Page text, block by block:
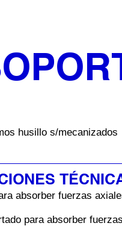
husillo s/mecanizados
absorber fuerzas
para absorber